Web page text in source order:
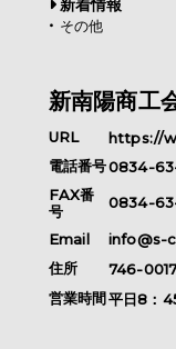
新着情報
その他
新南陽商工
URL
https://
電話番号0834-
FAX番
号
0834-
Email
info@s-
住所
746-
営業時間平日8：